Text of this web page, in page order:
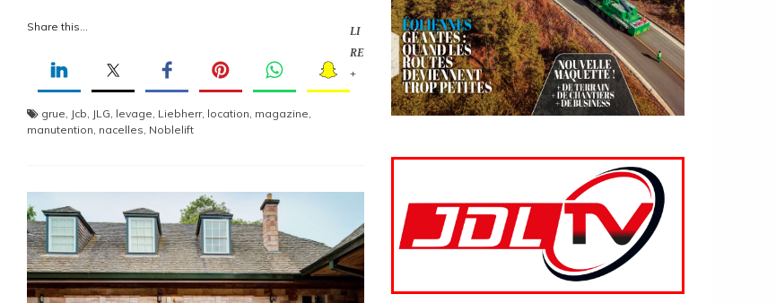
Share this...
LI
RE
+
grue, Jcb, JLG, levage, Liebherr, location, magazine,
manutention, nacelles, Noblelift